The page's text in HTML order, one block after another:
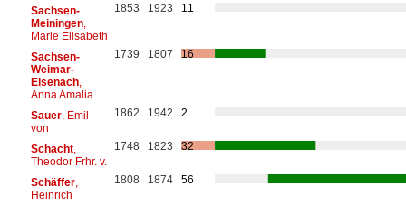
Sachsen-
Meiningen,
Marie Elisabeth
1853 1923 11
Sachsen-
Weimar-
Eisenach,
Anna Amalia
1739 1807 16
Sauer, Emil
von
1862 1942 2
Schacht,
Theodor Frhr. v.
1748 1823 32
Schäffer,
Heinrich
1808 1874 56